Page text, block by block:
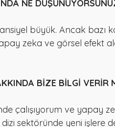
NE
büyük. Ancak bazı
zeka ve görsel efekt
BİZE BİLGİ VERİR
çalışıyorum ve yapay
sektöründe yeni işlere